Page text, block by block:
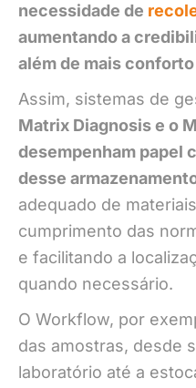
necessidade de
aumentando a
além de mais
Assim, sistemas de
Matrix Diagnosis e o
desempenham papel
desse
adequado de
cumprimento das
e facilitando a
quando necessário.
O Workflow, por
das amostras, desde
laboratório até a